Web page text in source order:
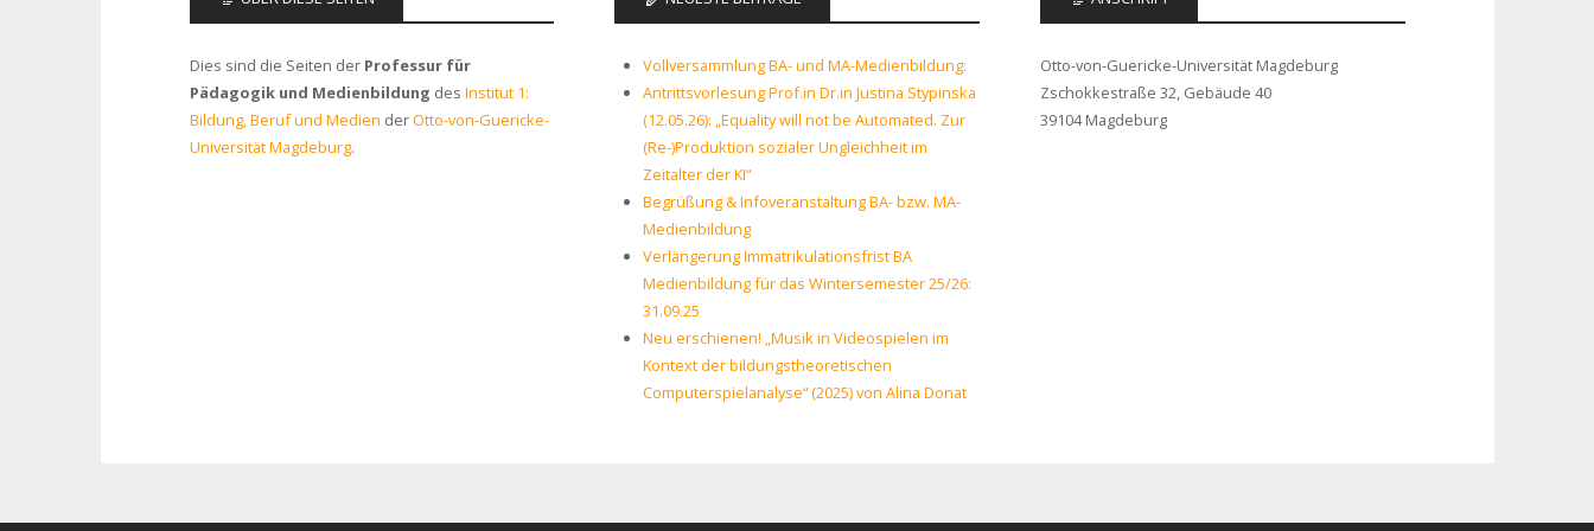
Dies sind die Seiten der Professur für
Pädagogik und Medienbildung des Institut 1:
Bildung, Beruf und Medien derOtto-von-Guericke-
Universität Magdeburg.
Vollversammlung BA- und MA-Medienbildung:
Antrittsvorlesung Prof.in Dr.in Justina Stypinska
(12.05.26): „Equality will not be Automated. Zur
(Re-)Produktion sozialer Ungleichheit im
Zeitalter der KI“
Begrüßung & Infoveranstaltung BA- bzw. MA-
Medienbildung
Verlängerung Immatrikulationsfrist BA
Medienbildung für das Wintersemester 25/26:
31.09.25
Neu erschienen! „Musik in Videospielen im
Kontext der bildungstheoretischen
Computerspielanalyse“ (2025) von Alina Donat
Otto-von-Guericke-Universität Magdeburg
Zschokkestraße 32, Gebäude 40
39104 Magdeburg